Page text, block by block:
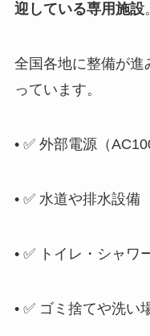
迎している専用施設。
全国各地に整備が進
っています。
• ✅ 外部電源（
• ✅ 水道や排水設備
• ✅ トイレ・シャワ
• ✅ ゴミ捨てや洗い